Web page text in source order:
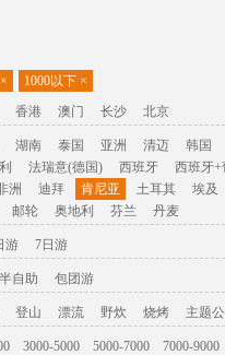
× 1000以下 ×
香港 澳门 长沙 北京
湖南 泰国 亚洲 清迈
韩国
法瑞意(德国) 西班牙
西班牙+
洲 迪拜 肯尼亚 土耳其
埃及
邮轮 奥地利 芬兰 丹麦
游 7日游
半自助 包团游
登山 漂流 野炊 烧烤 主题
3000-5000 5000-7000
7000-9000